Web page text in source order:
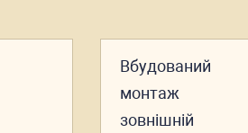
Вбудований
монтаж
зовнішній